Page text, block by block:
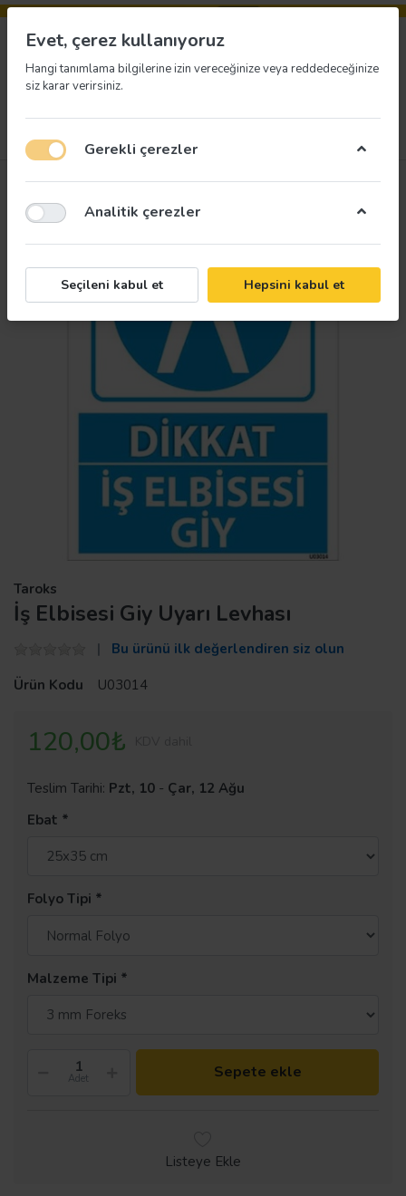
Taroks
İş Elbisesi Giy Uyarı Levhası
Bu ürünü ilk değerlendiren siz olun
Ürün Kodu
U03014
120,00₺
Teslim Tarihi: Pzt, 10 - Çar, 12 Ağu
Ebat
Folyo Tipi
Malzeme Tipi
Adet Sepete ekle
Listeye Ekle
Evet, çerez kullanıyoruz
Hangi tanımlama bilgilerine izin vereceğinize veya reddedeceğinize
siz karar verirsiniz.
Gerekli çerezler
Analitik çerezler
Seçileni kabul et Hepsini kabul et